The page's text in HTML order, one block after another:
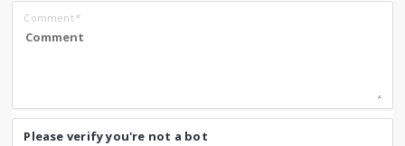
Comment*
Please verify you're not a bot